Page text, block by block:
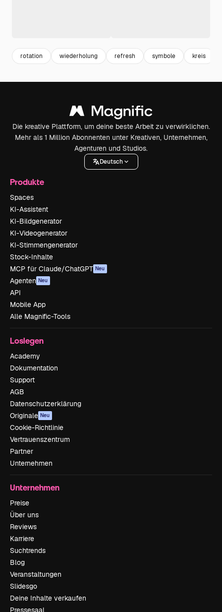
rotation wiederholung refresh symbole kreis
Die kreative Plattform, um deine beste Arbeit zu verwirklichen.
Mehr als 1 Million Abonnenten unter Kreativen, Unternehmen,
Agenturen und Studios.
Deutsch
Produkte
Spaces
KI-Assistent
KI-Bildgenerator
KI-Videogenerator
KI-Stimmengenerator
Stock-Inhalte
MCP für Claude/ChatGPT Neu
Agenten Neu
API
Mobile App
Alle Magnific-Tools
Loslegen
Academy
Dokumentation
Support
AGB
Datenschutzerklärung
Originale Neu
Cookie-Richtlinie
Vertrauenszentrum
Partner
Unternehmen
Unternehmen
Preise
Über uns
Reviews
Karriere
Suchtrends
Blog
Veranstaltungen
Slidesgo
Deine Inhalte verkaufen
Pressesaal